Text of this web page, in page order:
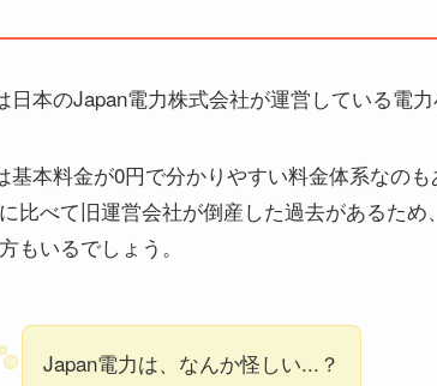
日本のJapan電力株式会社が運営している電力
基本料金が0円で分かりやすい料金体系なの
比べて旧運営会社が倒産した過去があるため、
もいるでしょう。
Japan電力は、なんか怪しい...？